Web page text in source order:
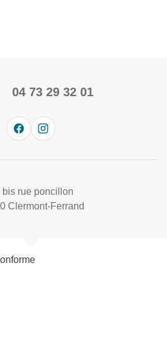
04 73 29 32 01
bis rue poncillon
Clermont-Ferrand